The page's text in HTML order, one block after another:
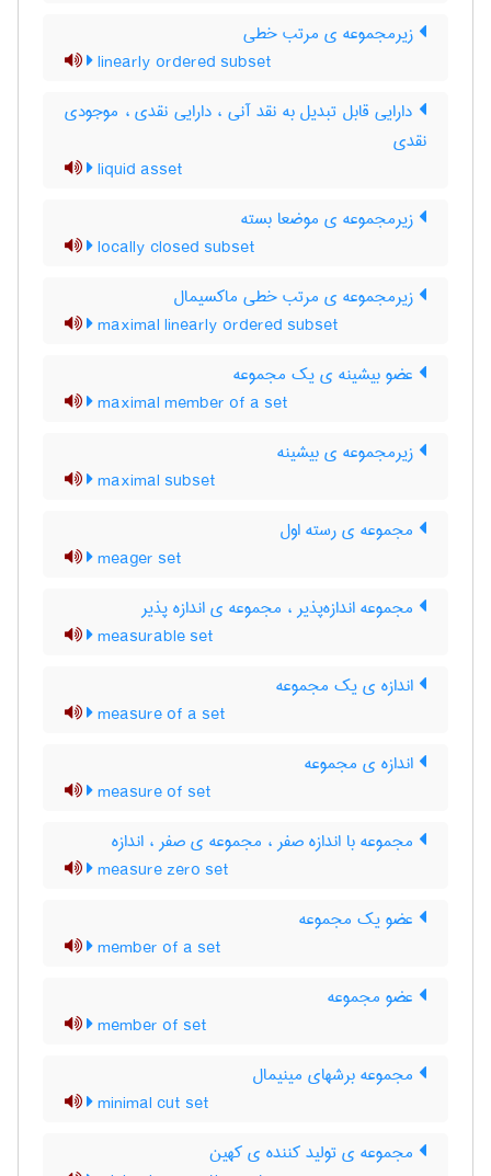
زیرمجموعه ی مرتب خطی
linearly ordered subset
دارایی قابل تبدیل به نقد آنی ، دارایی نقدی ، موجودی
نقدی
liquid asset
زیرمجموعه ی موضعا بسته
locally closed subset
زیرمجموعه ی مرتب خطی ماکسیمال
maximal linearly ordered subset
عضو بیشینه ی یک مجموعه
maximal member of a set
زیرمجموعه ی بیشینه
maximal subset
مجموعه ی رسته اول
meager set
مجموعه اندازه‌پذیر ، مجموعه ی اندازه پذیر
measurable set
اندازه ی یک مجموعه
measure of a set
اندازه ی مجموعه
measure of set
مجموعه با اندازه صفر ، مجموعه ی صفر ، اندازه
measure zero set
عضو یک مجموعه
member of a set
عضو مجموعه
member of set
مجموعه برشهای مینیمال
minimal cut set
مجموعه ی تولید کننده ی کهین